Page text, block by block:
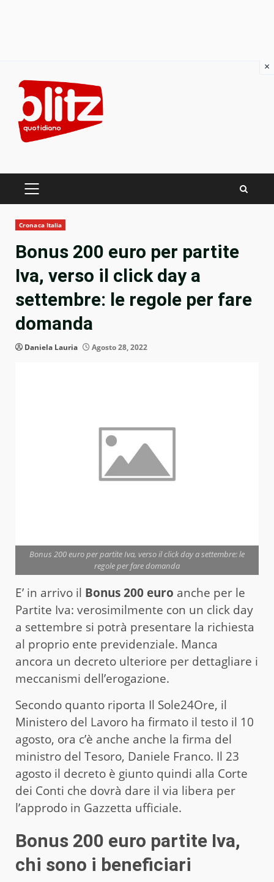
content
PRIMARY
Cronaca Italia
Bonus 200 euro per partite
Iva, verso il click day a
settembre: le regole per fare
domanda
Daniela Lauria Agosto 28, 2022
Bonus 200 euro per partite Iva, verso il click day a settembre: le
regole per fare domanda
E’ in arrivo il Bonus 200 euro anche per le
Partite Iva: verosimilmente con un click day
a settembre si potrà presentare la richiesta
al proprio ente previdenziale. Manca
ancora un decreto ulteriore per dettagliare i
meccanismi dell’erogazione.
Secondo quanto riporta Il Sole24Ore, il
Ministero del Lavoro ha firmato il testo il 10
agosto, ora c’è anche anche la firma del
ministro del Tesoro, Daniele Franco. Il 23
agosto il decreto è giunto quindi alla Corte
dei Conti che dovrà dare il via libera per
l’approdo in Gazzetta ufficiale.
Bonus 200 euro partite Iva,
chi sono i beneficiari
×